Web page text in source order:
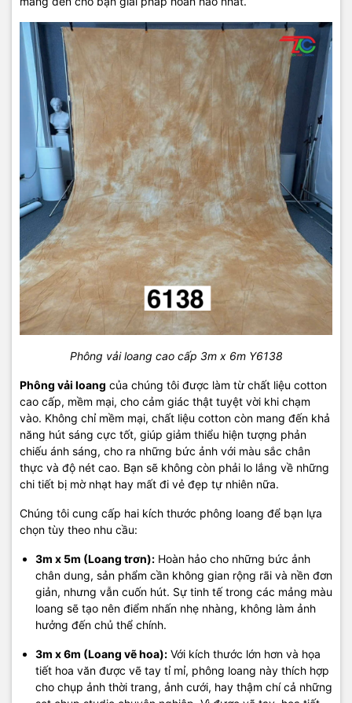
Phông vải loang cao cấp 3m x 6m Y6138
Phông vải loang của chúng tôi được làm từ chất liệu cotton
cao cấp, mềm mại, cho cảm giác thật tuyệt vời khi chạm
vào. Không chỉ mềm mại, chất liệu cotton còn mang đến khả
năng hút sáng cực tốt, giúp giảm thiểu hiện tượng phản
chiếu ánh sáng, cho ra những bức ảnh với màu sắc chân
thực và độ nét cao. Bạn sẽ không còn phải lo lắng về những
chi tiết bị mờ nhạt hay mất đi vẻ đẹp tự nhiên nữa.
Chúng tôi cung cấp hai kích thước phông loang để bạn lựa
chọn tùy theo nhu cầu:
3m x 5m (Loang trơn): Hoàn hảo cho những bức ảnh
chân dung, sản phẩm cần không gian rộng rãi và nền đơn
giản, nhưng vẫn cuốn hút. Sự tinh tế trong các mảng màu
loang sẽ tạo nên điểm nhấn nhẹ nhàng, không làm ảnh
hưởng đến chủ thể chính.
3m x 6m (Loang vẽ hoa): Với kích thước lớn hơn và họa
tiết hoa văn được vẽ tay tỉ mỉ, phông loang này thích hợp
cho chụp ảnh thời trang, ảnh cưới, hay thậm chí cả những